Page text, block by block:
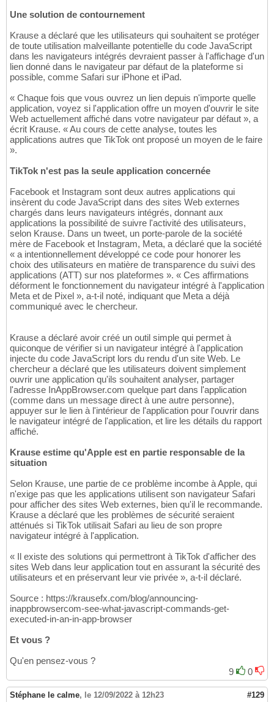
Une solution de contournement
Krause a déclaré que les utilisateurs qui souhaitent se protéger
de toute utilisation malveillante potentielle du code JavaScript
dans les navigateurs intégrés devraient passer à l'affichage d'un
lien donné dans le navigateur par défaut de la plateforme si
possible, comme Safari sur iPhone et iPad.
« Chaque fois que vous ouvrez un lien depuis n'importe quelle
application, voyez si l'application offre un moyen d'ouvrir le site
Web actuellement affiché dans votre navigateur par défaut », a
écrit Krause. « Au cours de cette analyse, toutes les
applications autres que TikTok ont proposé un moyen de le faire
».
TikTok n'est pas la seule application concernée
Facebook et Instagram sont deux autres applications qui
insèrent du code JavaScript dans des sites Web externes
chargés dans leurs navigateurs intégrés, donnant aux
applications la possibilité de suivre l'activité des utilisateurs,
selon Krause. Dans un tweet, un porte-parole de la société
mère de Facebook et Instagram, Meta, a déclaré que la société
« a intentionnellement développé ce code pour honorer les
choix des utilisateurs en matière de transparence du suivi des
applications (ATT) sur nos plateformes ». « Ces affirmations
déforment le fonctionnement du navigateur intégré à l'application
Meta et de Pixel », a-t-il noté, indiquant que Meta a déjà
communiqué avec le chercheur.
Krause a déclaré avoir créé un outil simple qui permet à
quiconque de vérifier si un navigateur intégré à l'application
injecte du code JavaScript lors du rendu d'un site Web. Le
chercheur a déclaré que les utilisateurs doivent simplement
ouvrir une application qu'ils souhaitent analyser, partager
l'adresse InAppBrowser.com quelque part dans l'application
(comme dans un message direct à une autre personne),
appuyer sur le lien à l'intérieur de l'application pour l'ouvrir dans
le navigateur intégré de l'application, et lire les détails du rapport
affiché.
Krause estime qu'Apple est en partie responsable de la
situation
Selon Krause, une partie de ce problème incombe à Apple, qui
n'exige pas que les applications utilisent son navigateur Safari
pour afficher des sites Web externes, bien qu'il le recommande.
Krause a déclaré que les problèmes de sécurité seraient
atténués si TikTok utilisait Safari au lieu de son propre
navigateur intégré à l'application.
« Il existe des solutions qui permettront à TikTok d'afficher des
sites Web dans leur application tout en assurant la sécurité des
utilisateurs et en préservant leur vie privée », a-t-il déclaré.
Source : https://krausefx.com/blog/announcing-
inappbrowsercom-see-what-javascript-commands-get-
executed-in-an-in-app-browser
Et vous ?
Qu'en pensez-vous ?
9
0
Stéphane le calme, le 12/09/2022 à 12h23 #129